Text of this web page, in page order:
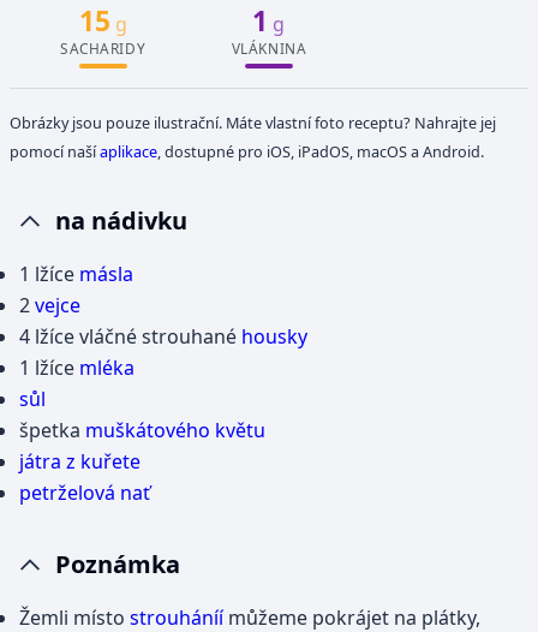
15 g
SACHARIDY
1 g
VLÁKNINA
Obrázky jsou pouze ilustrační. Máte vlastní foto receptu? Nahrajte jej
pomocí našíaplikace, dostupné pro iOS, iPadOS, macOS a Android.
na nádivku
1 lžíce másla
2vejce
4 lžíce vláčné strouhané housky
1 lžíce mléka
sůl
špetka muškátového květu
játra z kuřete
petrželová nať
Poznámka
Žemli místo strouháníímůžeme pokrájet na plátky,